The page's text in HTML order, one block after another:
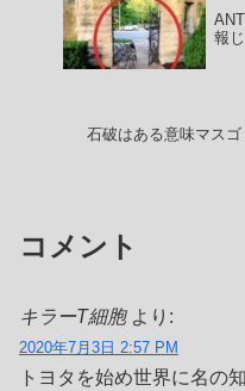
報
石破はある意味マス
コメント
キラーT細胞 より:
2020年7月3日 2:57 PM
トヨタを始め世界に名の